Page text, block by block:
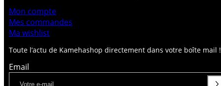
Toute l’actu de Kamehashop directement dans votre boîte mail !
Email
Mon compte
Mes commandes
Ma wishlist